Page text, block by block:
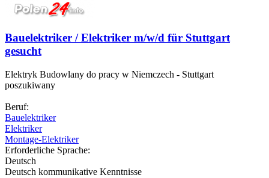
Bauelektriker / Elektriker m/w/d für Stuttgart
gesucht
Elektryk Budowlany do pracy w Niemczech - Stuttgart
poszukiwany
Beruf:
Bauelektriker
Elektriker
Montage-Elektriker
Erforderliche Sprache:
Deutsch
Deutsch kommunikative Kenntnisse